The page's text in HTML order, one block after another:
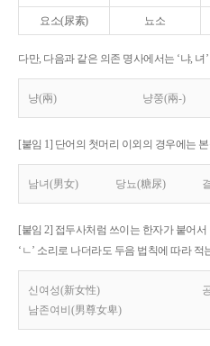
요소(尿素) 뇨소
다만, 다음과 같은 의존 명사에서는 ‘냐, 녀
냥(兩) 냥쭝(兩-)
[붙임 1] 단어의 첫머리 이외의 경우에는
남녀(男女) 당뇨(糖尿)
[붙임 2] 접두사처럼 쓰이는 한자가 붙어
‘ㄴ’ 소리로 나더라도 두음 법칙에 따라 적
신여성(新女性)
남존여비(男尊女卑)